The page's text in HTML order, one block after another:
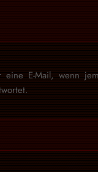
eine E-Mail, wenn